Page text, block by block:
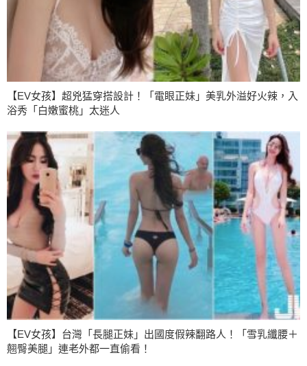
【EV女孩】超兇猛穿搭設計！「電眼正妹」美乳外溢好火辣，入
浴秀「白嫩蜜桃」太迷人
【EV女孩】台灣「長腿正妹」出國度假辣翻路人！「雪乳纖腰＋
翹臀美腿」連老外都一直偷看！